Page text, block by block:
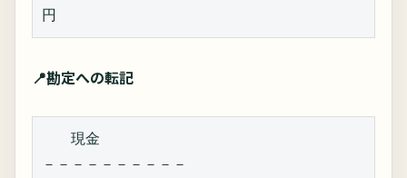
円
📍勘定への転記
現金
－－－－－－－－－－